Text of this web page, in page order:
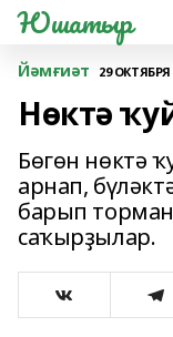
Юшатыр
Йәмғиәт 29 ОКТЯБРЯ
Нөктә
Бөгөн нөктә
арнап,
барып
саҡырҙылар.